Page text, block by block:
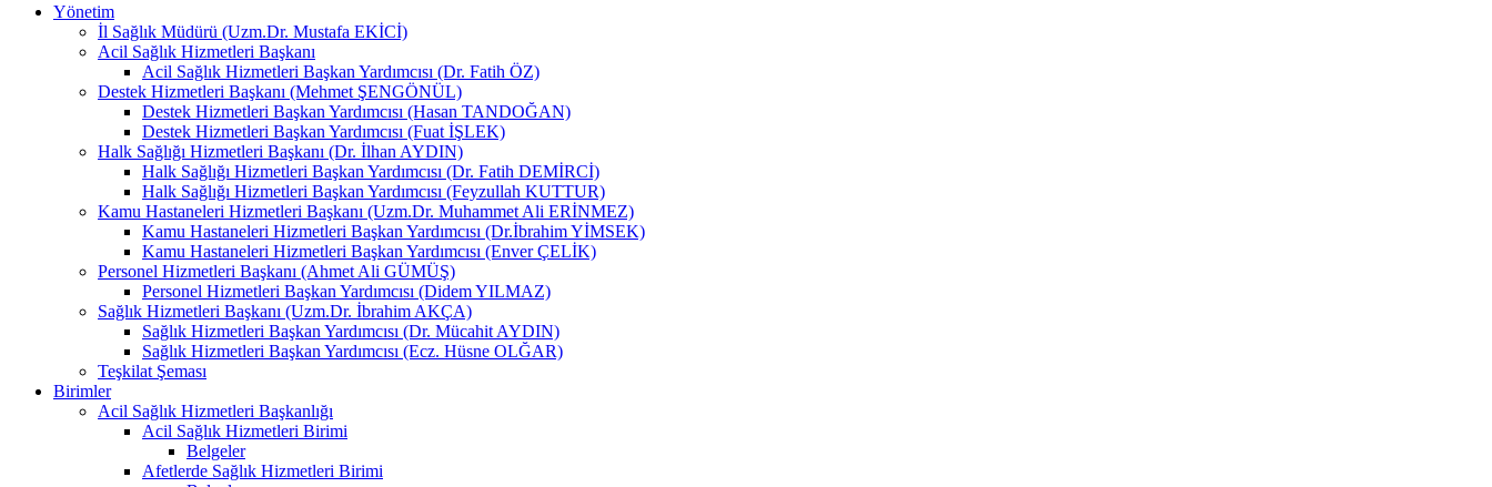
Yönetim
İl Sağlık Müdürü (Uzm.Dr. Mustafa EKİCİ)
Acil Sağlık Hizmetleri Başkanı
Acil Sağlık Hizmetleri Başkan Yardımcısı (Dr. Fatih ÖZ)
Destek Hizmetleri Başkanı (Mehmet ŞENGÖNÜL)
Destek Hizmetleri Başkan Yardımcısı (Hasan TANDOĞAN)
Destek Hizmetleri Başkan Yardımcısı (Fuat İŞLEK)
Halk Sağlığı Hizmetleri Başkanı (Dr. İlhan AYDIN)
Halk Sağlığı Hizmetleri Başkan Yardımcısı (Dr. Fatih DEMİRCİ)
Halk Sağlığı Hizmetleri Başkan Yardımcısı (Feyzullah KUTTUR)
Kamu Hastaneleri Hizmetleri Başkanı (Uzm.Dr. Muhammet Ali ERİNMEZ)
Kamu Hastaneleri Hizmetleri Başkan Yardımcısı (Dr.İbrahim YİMSEK)
Kamu Hastaneleri Hizmetleri Başkan Yardımcısı (Enver ÇELİK)
Personel Hizmetleri Başkanı (Ahmet Ali GÜMÜŞ)
Personel Hizmetleri Başkan Yardımcısı (Didem YILMAZ)
Sağlık Hizmetleri Başkanı (Uzm.Dr. İbrahim AKÇA)
Sağlık Hizmetleri Başkan Yardımcısı (Dr. Mücahit AYDIN)
Sağlık Hizmetleri Başkan Yardımcısı (Ecz. Hüsne OLĞAR)
Teşkilat Şeması
Birimler
Acil Sağlık Hizmetleri Başkanlığı
Acil Sağlık Hizmetleri Birimi
Belgeler
Afetlerde Sağlık Hizmetleri Birimi